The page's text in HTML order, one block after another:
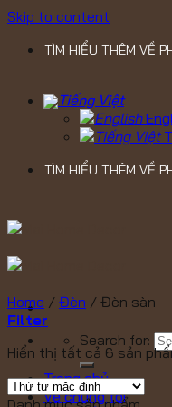
Skip to content
TÌM HIỂU THÊM VỀ
TÌM HIỂU THÊM VỀ
Search for:
Trang chủ
Về chúng tôi
Home / Đèn / Đèn sàn
Filter
Hiển thị tất cả 6 sản